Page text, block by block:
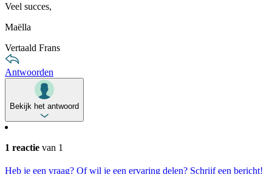
Veel succes,
Maëlla
Vertaald Frans
Antwoorden
Bekijk het antwoord
1 reactie van 1
Heb je een vraag? Of wil je een ervaring delen? Schrijf een bericht!